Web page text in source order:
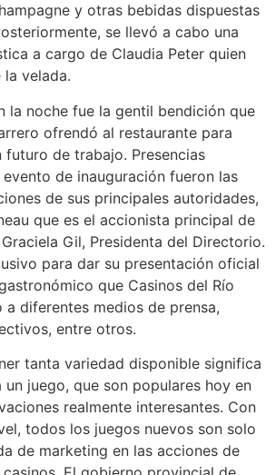
y otras bebidas dispuestas
se llevó a cabo una
a cargo de Claudia Peter quien
velada.
la noche fue la gentil bendición que
ofrendó al restaurante para
futuro de trabajo. Presencias
de inauguración fueron las
de sus principales autoridades,
que es el accionista principal de
Gil, Presidenta del Directorio.
para dar su presentación oficial
que Casinos del Río
a diferentes medios de prensa,
entre otros.
tanta variedad disponible significa
juego, que son populares hoy en
realmente interesantes. Con
todos los juegos nuevos son solo
de marketing en las acciones de